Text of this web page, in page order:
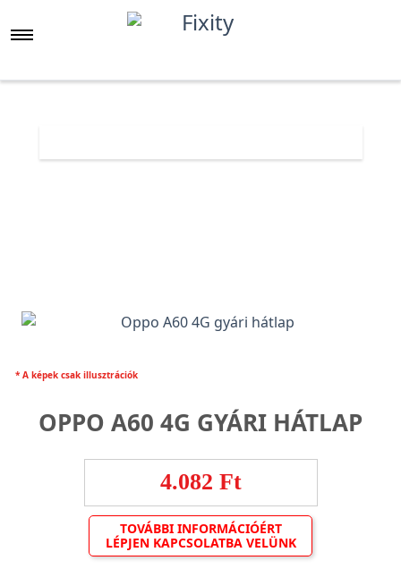
* A képek csak illusztrációk
OPPO A60 4G GYÁRI HÁTLAP
4.082 Ft
TOVÁBBI INFORMÁCIÓÉRT
LÉPJEN KAPCSOLATBA VELÜNK